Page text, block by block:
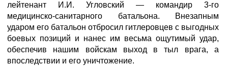
лейтенант И.И. Угловский — командир 3-го
медицинско-санитарного батальона. Внезапным
ударом его батальон отбросил гитлеровцев с выгодных
боевых позиций и нанес им весьма ощутимый удар,
обеспечив нашим войскам выход в тыл врага, а
впоследствии и его уничтожение.